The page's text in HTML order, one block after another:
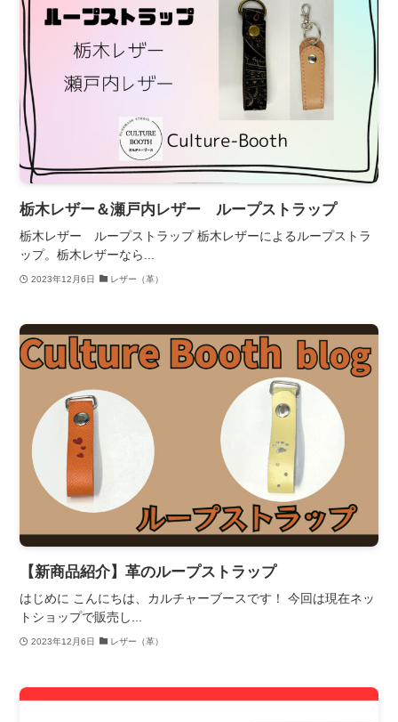
栃木レザー＆瀬戸内レザー ループストラップ
栃木レザー ループストラップ 栃木レザーによるループストラ
ップ。栃木レザーなら...
2023年12月6日 レザー（革）
【新商品紹介】革のループストラップ
はじめに こんにちは、カルチャーブースです！ 今回は現在ネッ
トショップで販売し...
2023年12月6日 レザー（革）